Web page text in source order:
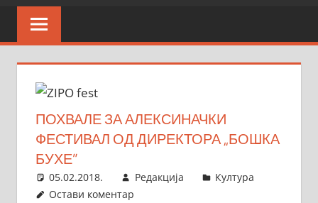
ПОХВАЛЕ ЗА АЛЕКСИНАЧКИ
ФЕСТИВАЛ ОД ДИРЕКТОРА „БОШКА
БУХЕ”
05.02.2018. Редакција
Култура
Остави коментар